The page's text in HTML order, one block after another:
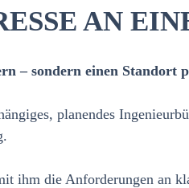
AN
– sondern einen
planendes
ihm die Anforderungen an